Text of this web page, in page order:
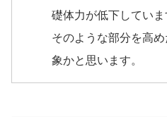
礎体力が低下していま
そのような部分を高
象かと思います。